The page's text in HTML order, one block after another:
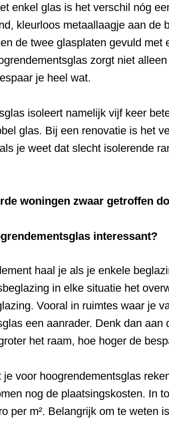
enkel glas is het verschil nóg
kleurloos metaallaagje aan de
de twee glasplaten gevuld
zorgt niet
je heel wat.
isoleert namelijk vijf keer
glas. Bij een renovatie is het
je weet dat slecht isolerende
woningen zwaar getroffen
interessant?
haal je als je enkele
in elke situatie het
Vooral in ruimtes waar je
een aanrader. Denk dan
het raam, hoe hoger de
voor hoogrendementsglas
nog de plaatsingskosten. In
per m². Belangrijk om te weten